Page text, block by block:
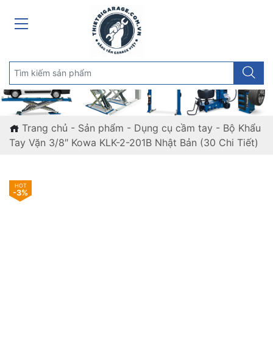
Trang chủ - Sản phẩm - Dụng cụ cầm tay- Bộ Khẩu
Tay Vặn 3/8″ Kowa KLK-2-201B Nhật Bản (30 Chi Tiết)
-3%